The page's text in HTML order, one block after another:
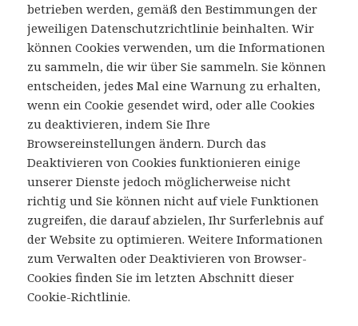
betrieben werden, gemäß den Bestimmungen der
jeweiligen Datenschutzrichtlinie beinhalten. Wir
können Cookies verwenden, um die Informationen
zu sammeln, die wir über Sie sammeln. Sie können
entscheiden, jedes Mal eine Warnung zu erhalten,
wenn ein Cookie gesendet wird, oder alle Cookies
zu deaktivieren, indem Sie Ihre
Browsereinstellungen ändern. Durch das
Deaktivieren von Cookies funktionieren einige
unserer Dienste jedoch möglicherweise nicht
richtig und Sie können nicht auf viele Funktionen
zugreifen, die darauf abzielen, Ihr Surferlebnis auf
der Website zu optimieren. Weitere Informationen
zum Verwalten oder Deaktivieren von Browser-
Cookies finden Sie im letzten Abschnitt dieser
Cookie-Richtlinie.